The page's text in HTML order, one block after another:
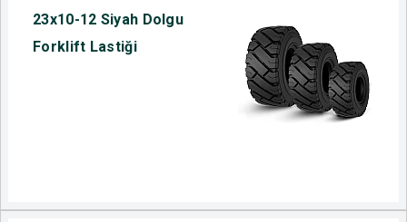
23x10-12 Siyah Dolgu
Forklift Lastiği